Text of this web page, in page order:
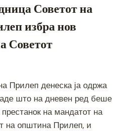
Советот на
избра нов
Советот
Прилеп денеска ја одржа
што на дневен ред беше
на мандатот на
на општина Прилеп, и